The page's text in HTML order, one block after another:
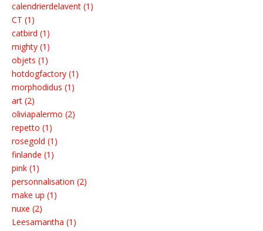
calendrierdelavent (1)
CT (1)
catbird (1)
mighty (1)
objets (1)
hotdogfactory (1)
morphodidus (1)
art (2)
oliviapalermo (2)
repetto (1)
rosegold (1)
finlande (1)
pink (1)
personnalisation (2)
make up (1)
nuxe (2)
Leesamantha (1)